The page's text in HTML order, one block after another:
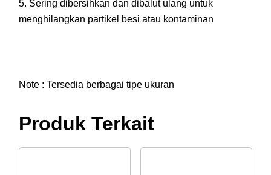
5. Sering dibersihkan dan dibalut ulang untuk
menghilangkan partikel besi atau kontaminan
Note : Tersedia berbagai tipe ukuran
Produk Terkait